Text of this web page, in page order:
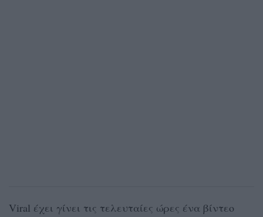
Viral έχει γίνει τις τελευταίες ώρες ένα βίντεο